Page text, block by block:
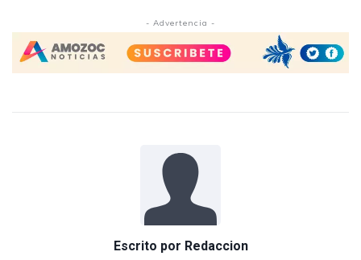
- Advertencia -
Escrito por Redaccion